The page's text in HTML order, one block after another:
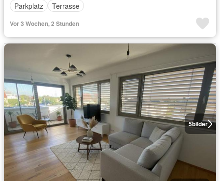
Parkplatz
Terrasse
Vor 3 Wochen, 2 Stunden
5bilder